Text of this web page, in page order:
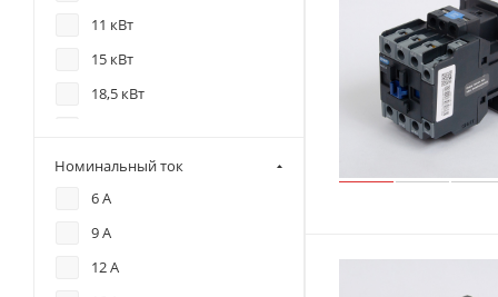
11 кВт
15 кВт
18,5 кВт
30 кВт
37 кВт
45 кВт
55 кВт
Номинальный ток
6 А
9 А
12 А